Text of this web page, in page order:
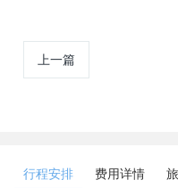
上一篇
行程安排 费用详情